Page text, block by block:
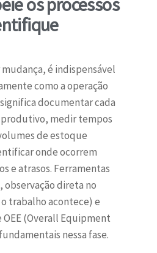
é indispensável
como a operação
documentar cada
medir tempos
de estoque
onde ocorrem
e atrasos. Ferramentas
observação direta no
trabalho acontece) e
(Overall Equipment
nessa fase.